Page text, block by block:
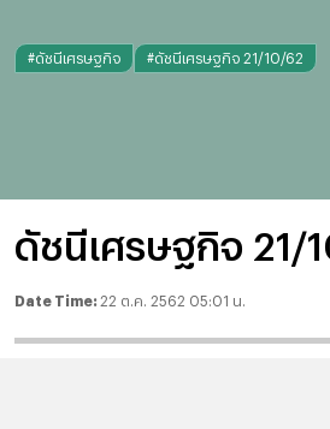
#ดัชนีเศรษฐกิจ #ดัชนีเศรษฐกิจ 21/10/62
ดัชนีเศรษฐกิจ 21/
Date Time: 22 ต.ค. 2562 05:01 น.